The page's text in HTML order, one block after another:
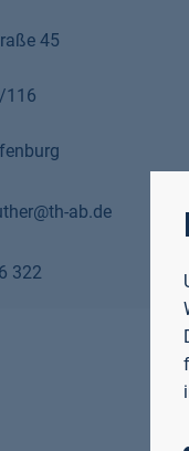
45
116
ab.de
322